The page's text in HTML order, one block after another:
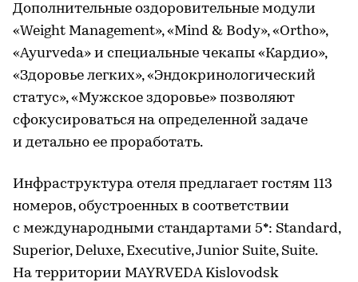
Дополнительные оздоровительные модули
«Weight Management», «Mind & Body», «Ortho»,
«Ayurveda» и специальные чекапы «Кардио»,
«Здоровье легких», «Эндокринологический
статус», «Мужское здоровье» позволяют
сфокусироваться на определенной задаче
и детально ее проработать.
Инфраструктура отеля предлагает гостям 113
номеров, обустроенных в соответствии
с международными стандартами 5*: Standard,
Superior, Deluxe, Executive, Junior Suite, Suite.
На территории MAYRVEDA Kislovodsk